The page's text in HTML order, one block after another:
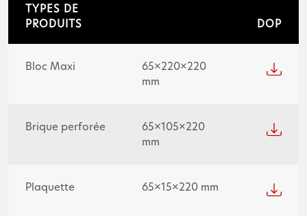
TYPES DE
PRODUITS
DOP
Bloc Maxi
65×220×220
mm
Brique perforée
65×105×220
mm
Plaquette 65×15×220 mm